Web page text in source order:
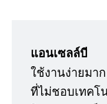
แอนเซลล์บี
ใช้งานง่ายมา
ที่ไม่ชอบเทคโ